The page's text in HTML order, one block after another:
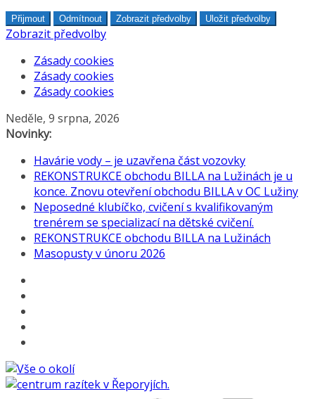
Přijmout Odmítnout Zobrazit předvolby Uložit předvolby
Zobrazit předvolby
Zásady cookies
Zásady cookies
Zásady cookies
Přeskočit
na
Neděle, 9 srpna, 2026
Novinky:
Havárie vody – je uzavřena část vozovky
REKONSTRUKCE obchodu BILLA na Lužinách je u
konce. Znovu otevření obchodu BILLA v OC Lužiny
Neposedné klubíčko, cvičení s kvalifikovaným
trenérem se specializací na dětské cvičení.
REKONSTRUKCE obchodu BILLA na Lužinách
Masopusty v únoru 2026